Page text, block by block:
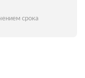
срока